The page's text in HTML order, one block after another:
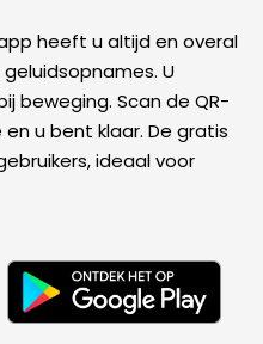
heeft u altijd en overal
U
beweging. Scan de QR-
u bent klaar. De gratis
ideaal voor